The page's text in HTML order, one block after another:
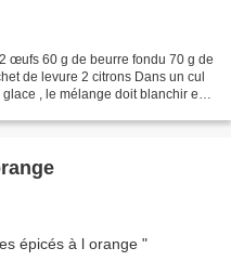
œufs 60 g de beurre fondu 70 g de
de levure 2 citrons Dans un cul
, le mélange doit blanchir et